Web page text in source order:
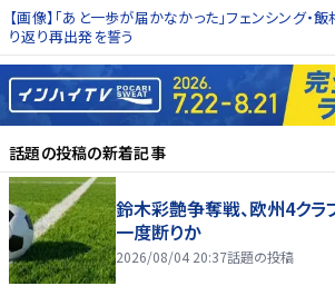
【画像】「あと一歩が届かなかった」フェンシング・
り返り再出発を誓う
話題の投稿の新着記事
鈴木彩艶争奪戦、欧州4クラ
一度断りか
2026/08/04 20:37話題の投稿